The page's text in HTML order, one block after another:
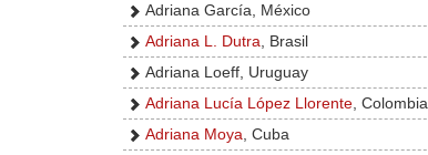
Adriana García, México
Adriana L. Dutra , Brasil
Adriana Loeff, Uruguay
Adriana Lucía López Llorente , Colombia
Adriana Moya , Cuba